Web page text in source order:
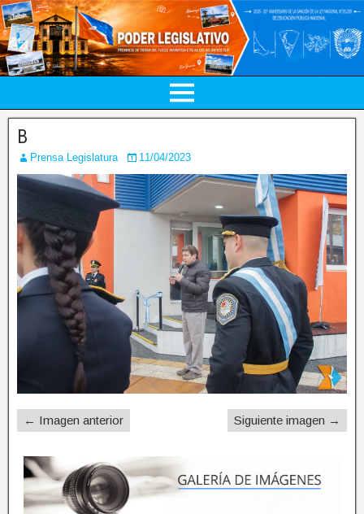
B
Prensa Legislatura 11/04/2023
← Imagen anterior Siguiente imagen →